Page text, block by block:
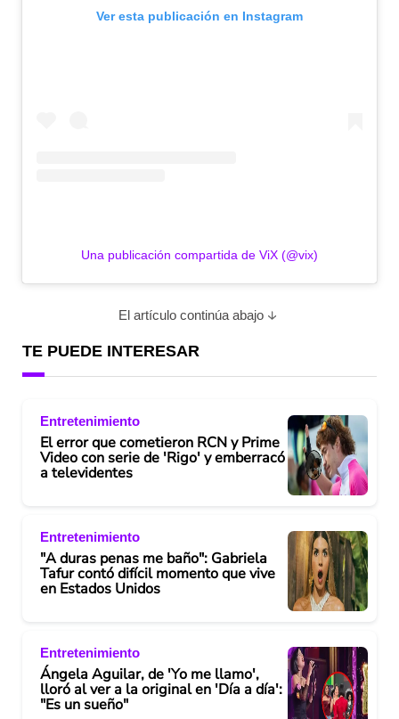
Ver esta publicación en Instagram
Una publicación compartida de ViX (@vix)
El artículo continúa abajo
TE PUEDE INTERESAR
Entretenimiento
El error que cometieron RCN y Prime
Video con serie de 'Rigo' y emberracó
a televidentes
Entretenimiento
"A duras penas me baño": Gabriela
Tafur contó difícil momento que vive
en Estados Unidos
Entretenimiento
Ángela Aguilar, de 'Yo me llamo',
lloró al ver a la original en 'Día a día':
"Es un sueño"